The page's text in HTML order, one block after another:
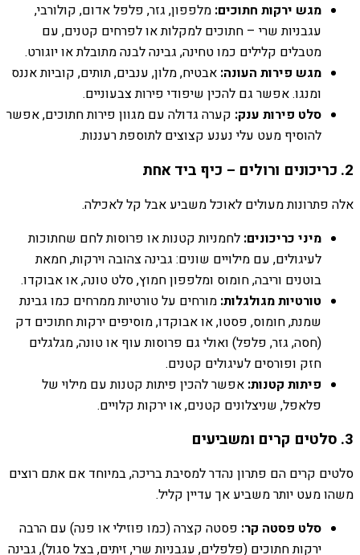
מגש ירקות חתוכים: מלפפון, גזר, פלפל אדום, קולורבי,
עגבניות שרי – חתוכים למקלות או לפרחים קטנים, עם
מטבלים קלילים כמו טחינה, גבינה לבנה מתובלת או יוגורט.
מגש פירות העונה: אבטיח, מלון, ענבים, תותים, קוביות אננס
ומנגו. אפשר גם להכין שיפודי פירות צבעוניים.
סלט פירות ענק: קערה גדולה עם מגוון פירות חתוכים, אפשר
להוסיף מעט עלי נענע קצוצים לתוספת רעננות.
2. כריכונים ורולים – כיף ביד אחת
אלה פתרונות מעולים לאוכל משביע אבל קל לאכילה.
מיני כריכונים: לחמניות קטנות או פרוסות לחם שחתוכות
לעיגולים, עם מילויים שונים: גבינה צהובה וירקות, חמאת
בוטנים וריבה, חומוס ומלפפון חמוץ, סלט טונה, או אבוקדו.
טורטיות מגולגלות: מורחים על טורטיות ממרחים כמו גבינת
שמנת, חומוס, פסטו, או אבוקדו, מוסיפים ירקות חתוכים דק
(חסה, גזר, פלפל) ואולי גם פרוסות עוף או טונה, מגלגלים
חזק ופורסים לעיגולים קטנים.
פיתות קטנות: אפשר להכין פיתות קטנות עם מילוי של
פלאפל, שניצלונים קטנים, או ירקות קלויים.
3. סלטים קרים ומשביעים
סלטים קרים הם פתרון נהדר למסיבת בריכה, במיוחד אם אתם רוצים
משהו מעט יותר משביע אך עדיין קליל.
סלט פסטה קר: פסטה קצרה (כמו פוזילי או פנה) עם הרבה
ירקות חתוכים (פלפלים, עגבניות שרי, זיתים, בצל סגול), גבינה